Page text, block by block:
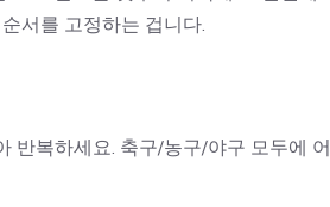
서를 고정하는 겁니다.
반복하세요. 축구/농구/야구 모두에 어